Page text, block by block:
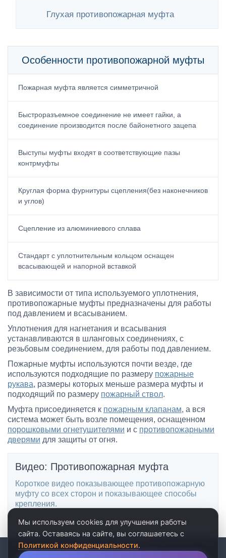
Глухая противопожарная муфта
Особенности противопожарной муфты
Пожарная муфта является симметричной
Быстроразъемное соединение не имеет гайки, а
соединение производится после байонетного зацепа
Выступы муфты входят в соответствующие пазы
контрмуфты
Круглая форма фурнитуры сцепления(без наконечников
и углов)
Сцепление из алюминиевого сплава
Стандарт с уплотнительным кольцом оснащен
всасывающей и напорной вставкой
В зависимости от типа используемого уплотнения,
противопожарные муфты предназначены для работы
под давлением и всасыванием.
Уплотнения для нагнетания и всасывания
устанавливаются в шланговых соединениях, с
резьбовым соединением, для работы под давлением.
Пожарные муфты используются почти везде, где
используются подходящие по размеру пожарные
рукава, размеры которых меньше размера муфты и
подходящий по размеру пожарный ствол.
Муфта присоединяется к пожарным клапанам, а вся
система может быть возле помещения, оснащенном
порошковыми огнетушителями и с противопожарными
дверями для защиты от огня.
Видео: Противопожарная муфта
Короткое видео показывающее противопожарную
муфту со всех сторон и показывающее способы
крепления.
© 2026 · ООО «АКВАРЕЛЬ»
Мы используем cookies для улучшения работы
сайта. Оставаясь на сайте, вы соглашаетесь с
Политикой конфиденциальности.